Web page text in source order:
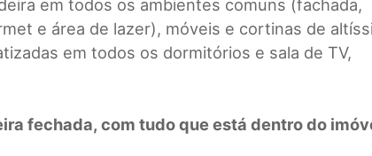
em todos os ambientes comuns (fachada,
e área de lazer), móveis e cortinas de
em todos os dormitórios e sala de TV,
fechada, com tudo que está dentro do